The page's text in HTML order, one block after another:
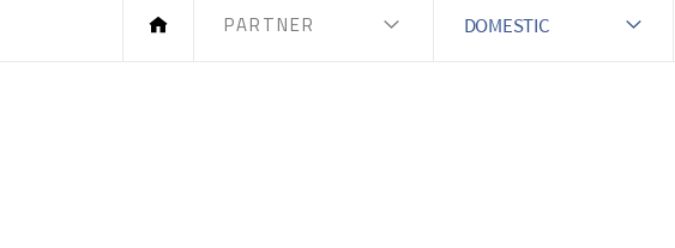
PARTNER DOMESTIC